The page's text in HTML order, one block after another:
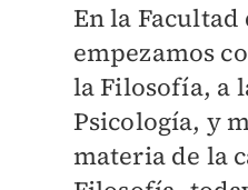
En la
empezamos
la Filosofía, a
Psicología, y
materia de la